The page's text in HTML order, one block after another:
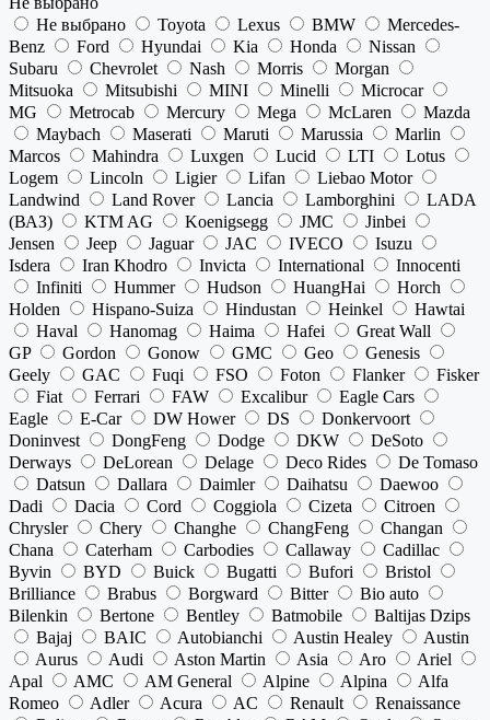
Не выбрано
Toyota Lexus BMW
Mercedes-
Benz
Ford Hyundai Kia Honda
Nissan
Subaru
Chevrolet Nash Morris
Morgan
Mitsuoka
Mitsubishi MINI Minelli
Microcar
MG
Metrocab Mercury Mega McLaren
Mazda
Maybach
Maserati Maruti Marussia
Marlin
Marcos
Mahindra Luxgen Lucid LTI
Lotus
Logem
Lincoln Ligier Lifan
Liebao Motor
Landwind
Land Rover Lancia Lamborghini
LADA
(ВАЗ)
KTM AG Koenigsegg JMC
Jinbei
Jensen
Jeep Jaguar JAC IVECO
Isuzu
Isdera
Iran Khodro Invicta International
Innocenti
Infiniti
Hummer Hudson HuangHai
Horch
Holden
Hispano-Suiza Hindustan Heinkel
Hawtai
Haval
Hanomag Haima Hafei
Great Wall
GP
Gordon Gonow GMC Geo
Genesis
Geely
GAC Fuqi FSO Foton Flanker
Fisker
Fiat
Ferrari FAW Excalibur
Eagle Cars
Eagle
E-Car DW Hower DS
Donkervoort
Doninvest
DongFeng Dodge DKW
DeSoto
Derways
DeLorean Delage Deco Rides
De Tomaso
Datsun
Dallara Daimler Daihatsu
Daewoo
Dadi
Dacia Cord Coggiola Cizeta
Citroen
Chrysler
Chery Changhe ChangFeng
Changan
Chana
Caterham Carbodies Callaway
Cadillac
Byvin
BYD Buick Bugatti Bufori
Bristol
Brilliance
Brabus Borgward Bitter
Bio auto
Bilenkin
Bertone Bentley Batmobile
Baltijas Dzips
Bajaj
BAIC Autobianchi Austin Healey
Austin
Aurus
Audi Aston Martin Asia Aro
Ariel
Apal
AMC AM General Alpine Alpina
Alfa
Romeo
Adler Acura AC Renault
Renaissance